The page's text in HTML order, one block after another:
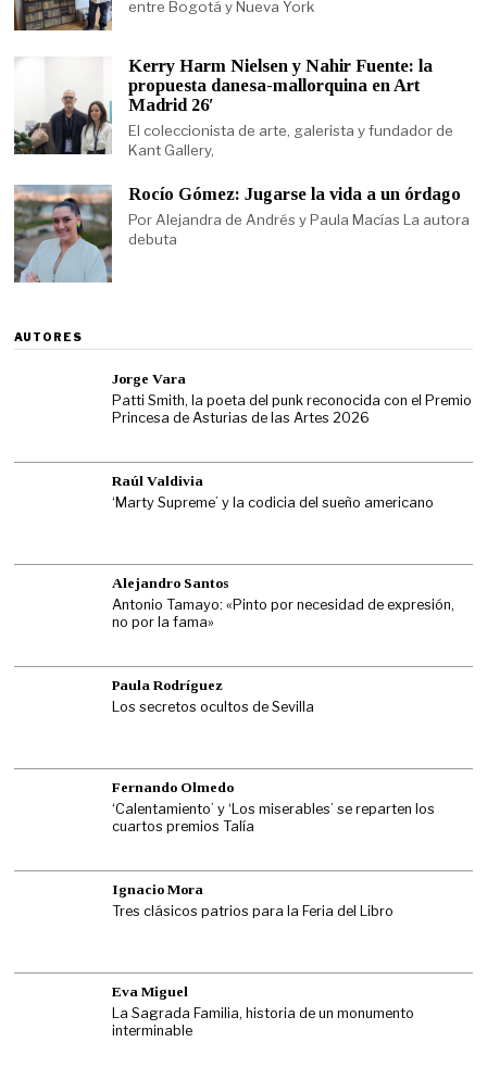
entre Bogotá y Nueva York
Kerry Harm Nielsen y Nahir Fuente: la
propuesta danesa-mallorquina en Art
Madrid 26′
El coleccionista de arte, galerista y fundador de
Kant Gallery,
Rocío Gómez: Jugarse la vida a un órdago
Por Alejandra de Andrés y Paula Macías La autora
debuta
AUTORES
Jorge Vara
Patti Smith, la poeta del punk reconocida con el Premio
Princesa de Asturias de las Artes 2026
Raúl Valdivia
‘Marty Supreme’ y la codicia del sueño americano
Alejandro Santos
Antonio Tamayo: «Pinto por necesidad de expresión,
no por la fama»
Paula Rodríguez
Los secretos ocultos de Sevilla
Fernando Olmedo
‘Calentamiento’ y ‘Los miserables’ se reparten los
cuartos premios Talía
Ignacio Mora
Tres clásicos patrios para la Feria del Libro
Eva Miguel
La Sagrada Familia, historia de un monumento
interminable